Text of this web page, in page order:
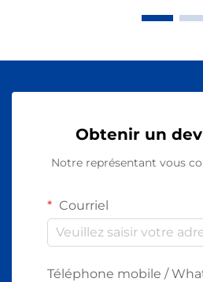
Obtenir un
Notre représentant vous
Courriel
Téléphone mobile /